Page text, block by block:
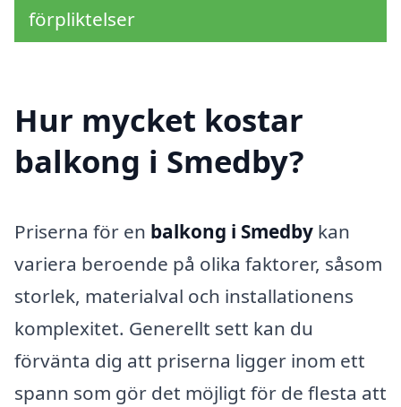
förpliktelser
Hur mycket kostar
balkong i Smedby?
Priserna för en balkong i Smedby kan
variera beroende på olika faktorer, såsom
storlek, materialval och installationens
komplexitet. Generellt sett kan du
förvänta dig att priserna ligger inom ett
spann som gör det möjligt för de flesta att